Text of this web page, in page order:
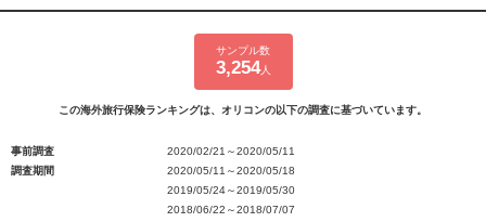
サンプル数
3,254人
この海外旅行保険ランキングは、オリコンの以下の調査に基づいています。
事前調査
2020/02/21～2020/05/11
調査期間
2020/05/11～2020/05/18
2019/05/24～2019/05/30
2018/06/22～2018/07/07